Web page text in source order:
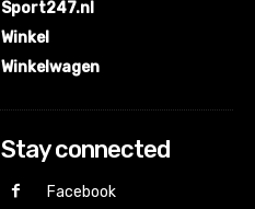
Sport247.nl
Winkel
Winkelwagen
Stay connected
Facebook